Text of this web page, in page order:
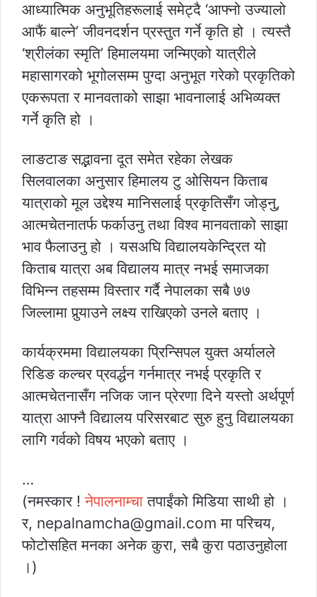
आध्यात्मिक अनुभूतिहरूलाई समेट्दै ‘आफ्नो उज्यालो
आफैं बाल्ने’ जीवनदर्शन प्रस्तुत गर्ने कृति हो । त्यस्तै
‘श्रीलंका स्मृति’ हिमालयमा जन्मिएको यात्रीले
महासागरको भूगोलसम्म पुग्दा अनुभूत गरेको प्रकृतिको
एकरूपता र मानवताको साझा भावनालाई अभिव्यक्त
गर्ने कृति हो ।
लाङटाङ सद्भावना दूत समेत रहेका लेखक
सिलवालका अनुसार हिमालय टु ओसियन किताब
यात्राको मूल उद्देश्य मानिसलाई प्रकृतिसँग जोड्नु,
आत्मचेतनातर्फ फर्काउनु तथा विश्व मानवताको साझा
भाव फैलाउनु हो । यसअघि विद्यालयकेन्द्रित यो
किताब यात्रा अब विद्यालय मात्र नभई समाजका
विभिन्न तहसम्म विस्तार गर्दै नेपालका सबै ७७
जिल्लामा पुर्‍याउने लक्ष्य राखिएको उनले बताए ।
कार्यक्रममा विद्यालयका प्रिन्सिपल युक्त अर्यालले
रिडिङ कल्चर प्रवर्द्धन गर्नमात्र नभई प्रकृति र
आत्मचेतनासँग नजिक जान प्रेरणा दिने यस्तो अर्थपूर्ण
यात्रा आफ्नै विद्यालय परिसरबाट सुरु हुनु विद्यालयका
लागि गर्वको विषय भएको बताए ।
…
(नमस्कार !नेपालनाम्चातपाईंको मिडिया साथी हो ।
र, nepalnamcha@gmail.com मा परिचय,
फोटोसहित मनका अनेक कुरा, सबै कुरा पठाउनुहोला
।)